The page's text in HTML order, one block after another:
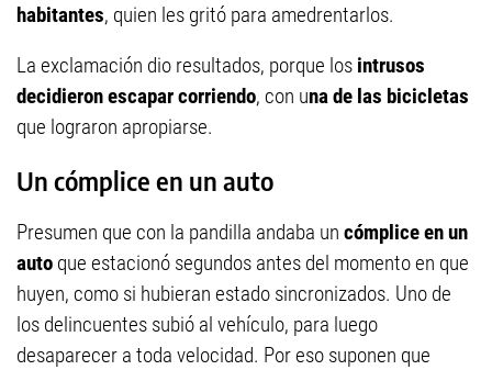
habitantes, quien les gritó para amedrentarlos.
La exclamación dio resultados, porque los intrusos
decidieron escapar corriendo, con una de las bicicletas
que lograron apropiarse.
Un cómplice en un auto
Presumen que con la pandilla andaba un cómplice en un
auto que estacionó segundos antes del momento en que
huyen, como si hubieran estado sincronizados. Uno de
los delincuentes subió al vehículo, para luego
desaparecer a toda velocidad. Por eso suponen que